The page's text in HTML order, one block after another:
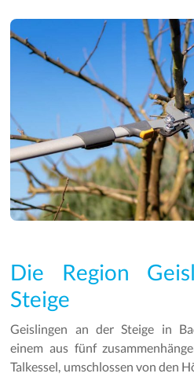
Die Region
Steige
Geislingen an der Steige in
einem aus fünf
Talkessel, umschlossen von den